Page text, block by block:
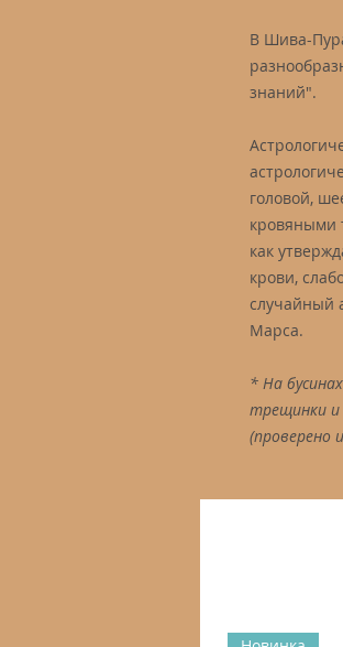
В Шива-
знаний".
головой,
кровяными
как
крови,
случайный
Марса.
* На
трещинки и
(проверено